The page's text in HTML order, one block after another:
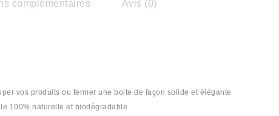
complémentaires Avis (0)
vos produits ou fermer une boite de façon solide et élégante
100% naturelle et biodégradable